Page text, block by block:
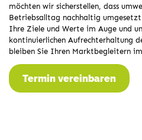
möchten wir sicherstellen, dass
Betriebsalltag nachhaltig
Ihre Ziele und Werte im Auge und
kontinuierlichen Aufrechterhaltung
bleiben Sie Ihren Marktbegleitern
Termin vereinbaren